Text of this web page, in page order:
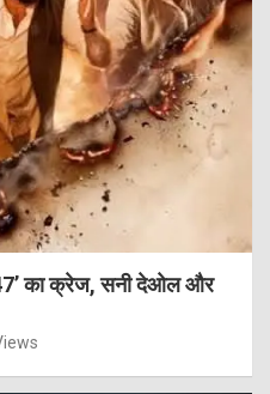
का क्रेज, सनी देओल और